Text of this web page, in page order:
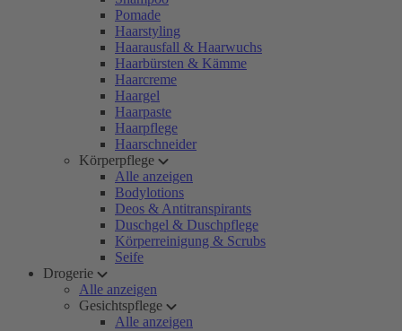
Pomade
Haarstyling
Haarausfall & Haarwuchs
Haarbürsten & Kämme
Haarcreme
Haargel
Haarpaste
Haarpflege
Haarschneider
Körperpflege
Alle anzeigen
Bodylotions
Deos & Antitranspirants
Duschgel & Duschpflege
Körperreinigung & Scrubs
Seife
Drogerie
Alle anzeigen
Gesichtspflege
Alle anzeigen